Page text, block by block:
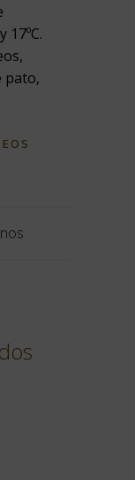
17ºC.
pato,